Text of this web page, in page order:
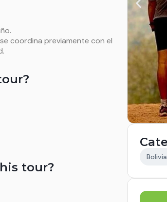
coordina previamente con el
tour?
Bolivia